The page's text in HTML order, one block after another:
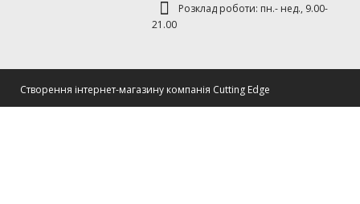
Розклад роботи: пн.- нед., 9.00-
21.00
Cтворення інтернет-магазину компанія Cutting Edge